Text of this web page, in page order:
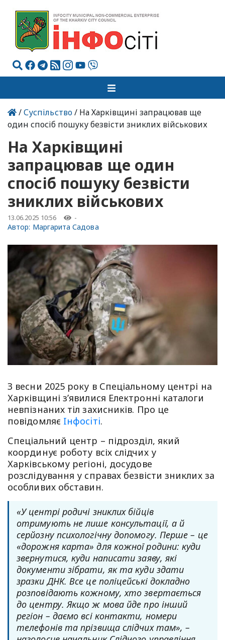
/Суспільство/ На Харківщині запрацював ще
один спосіб пошуку безвісти зниклих військових
На Харківщині
запрацював ще один
спосіб пошуку безвісти
зниклих військових
13.06.2025 10:56 -
Автор: Маргарита Садова
З весни 2025 року в Спеціальному центрі на
Харківщині з’явилися Електронні каталоги
невпізнаних тіл захисників. Про це
повідомляє Iнфосiтi.
Спеціальний центр – підрозділ, який
координує роботу всіх слідчих у
Харківському регіоні, досудове
розслідування у справах безвісти зниклих за
особливих обставин.
«У центрі родичі зниклих бійців
отримують не лише консультації, а й
серйозну психологічну допомогу. Перше – це
«дорожня карта» для кожної родини: куди
звернутися, куди написати заяву, які
документи зібрати, як та куди здати
зразки ДНК. Все це поліцейські докладно
розповідають кожному, хто звертається
до центру. Якщо ж мова йде про інший
регіон – даємо всі контакти, номери
телефонів та прізвища слідчих там», –